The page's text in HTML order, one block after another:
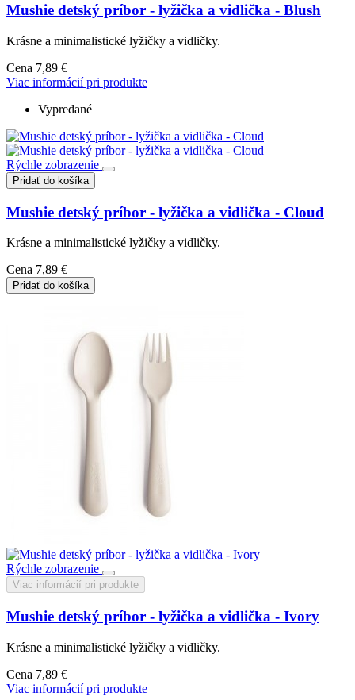
Mushie detský príbor - lyžička a vidlička - Blush
Krásne a minimalistické lyžičky a vidličky.
Cena 7,89 €
Viac informácií pri produkte
Vypredané
Rýchle zobrazenie
Pridať do košíka
Mushie detský príbor - lyžička a vidlička - Cloud
Krásne a minimalistické lyžičky a vidličky.
Cena 7,89 €
Pridať do košíka
Rýchle zobrazenie
Viac informácií pri produkte
Mushie detský príbor - lyžička a vidlička - Ivory
Krásne a minimalistické lyžičky a vidličky.
Cena 7,89 €
Viac informácií pri produkte